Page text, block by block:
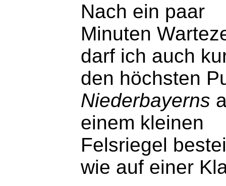
Nach ein paar
Minuten
darf ich auch
den höchsten
Niederbayerns
einem kleinen
Felsriegel
wie auf einer